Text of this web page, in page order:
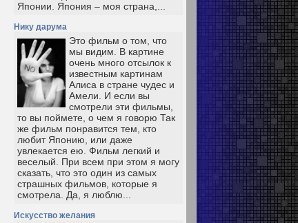
Японии. Япония – моя страна,...
Нику дарума
Это фильм о том, что
мы видим. В картине
очень много отсылок к
известным картинам
Алиса в стране чудес и
Амели. И если вы
смотрели эти фильмы,
то вы поймете, о чем я говорю Так
же фильм понравится тем, кто
любит Японию, или даже
увлекается ею. Фильм легкий и
веселый. При всем при этом я могу
сказать, что это один из самых
страшных фильмов, которые я
смотрела. Да, я люблю...
Искусство желания